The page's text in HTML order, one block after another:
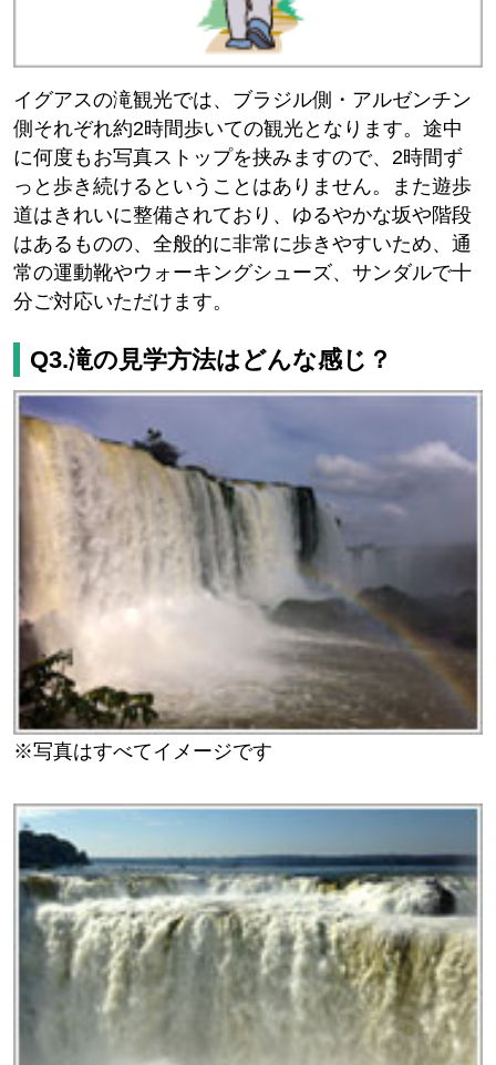
イグアスの滝観光では、ブラジル側・アルゼンチン
側それぞれ約2時間歩いての観光となります。途中
に何度もお写真ストップを挟みますので、2時間ず
っと歩き続けるということはありません。また遊歩
道はきれいに整備されており、ゆるやかな坂や階段
はあるものの、全般的に非常に歩きやすいため、通
常の運動靴やウォーキングシューズ、サンダルで十
分ご対応いただけます。
Q3.滝の見学方法はどんな感じ？
※写真はすべてイメージです